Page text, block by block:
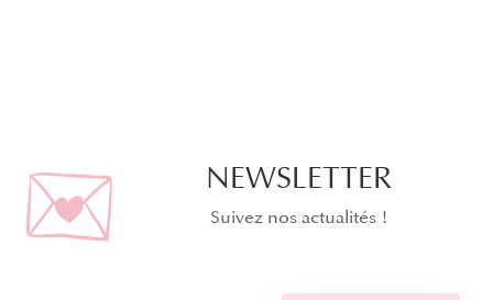
NEWSLETTER
Suivez nos actualités !